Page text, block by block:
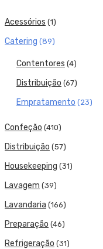
Acessórios (1)
Catering (89)
Contentores (4)
Distribuição (67)
Empratamento (23)
Confeção (410)
Distribuição (57)
Housekeeping (31)
Lavagem (39)
Lavandaria (166)
Preparação (46)
Refrigeração (31)